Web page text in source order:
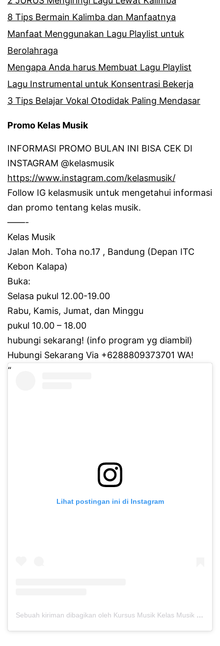
8 Tips Bermain Kalimba dan Manfaatnya
Manfaat Menggunakan Lagu Playlist untuk
Berolahraga
Mengapa Anda harus Membuat Lagu Playlist
Lagu Instrumental untuk Konsentrasi Bekerja
3 Tips Belajar Vokal Otodidak Paling Mendasar
Promo Kelas Musik
INFORMASI PROMO BULAN INI BISA CEK DI
INSTAGRAM @kelasmusik
https://www.instagram.com/kelasmusik/
Follow IG kelasmusik untuk mengetahui informasi
dan promo tentang kelas musik.
——-
Kelas Musik
Jalan Moh. Toha no.17 , Bandung (Depan ITC
Kebon Kalapa)
Buka:
Selasa pukul 12.00-19.00
Rabu, Kamis, Jumat, dan Minggu
pukul 10.00 – 18.00
hubungi sekarang! (info program yg diambil)
Hubungi Sekarang Via +6288809373701 WA!
Lihat postingan ini di Instagram
Sebuah kiriman dibagikan oleh Kursus Musik Kelas Musik (@kelasmusik)